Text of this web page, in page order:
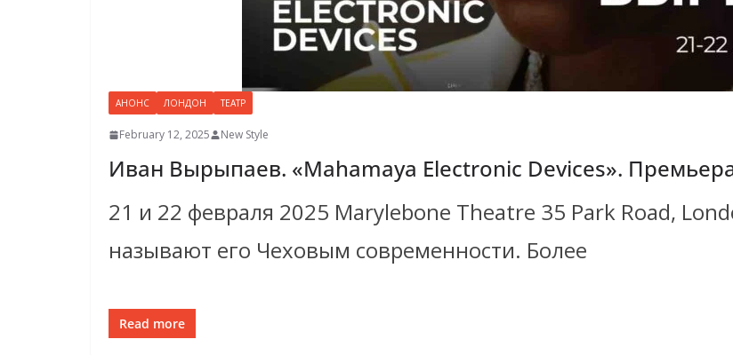
АНОНС ЛОНДОН ТЕАТР
February 12, 2025 New Style
Иван Вырыпаев. «Mahamaya Electronic Devices».
21 и 22 февраля 2025 Marylebone Theatre 35 Park Road,
называют его Чеховым современности. Более
Read more